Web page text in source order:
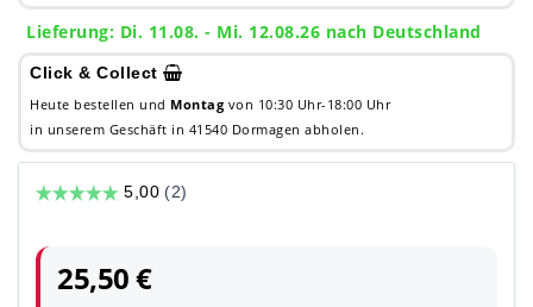
Lieferung: Di. 11.08. - Mi. 12.08.26 nach Deutschland
Click & Collect
Heute bestellen und Montag von 10:30 Uhr-18:00 Uhr
in unserem Geschäft in 41540 Dormagen abholen.
25,50 €